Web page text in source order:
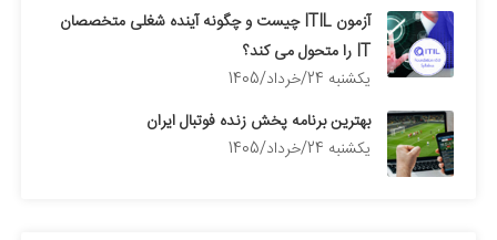
آزمون ITIL چیست و چگونه آینده شغلی متخصصان
IT را متحول می کند؟
يكشنبه 24/خرداد/1405
بهترین برنامه پخش زنده فوتبال ایران
يكشنبه 24/خرداد/1405